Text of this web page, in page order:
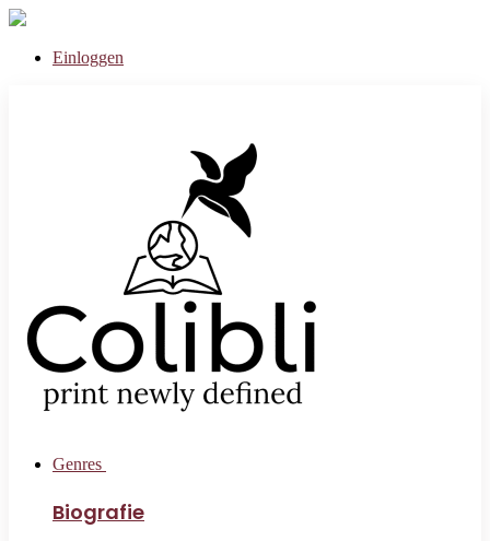
Einloggen
Genres
Biografie